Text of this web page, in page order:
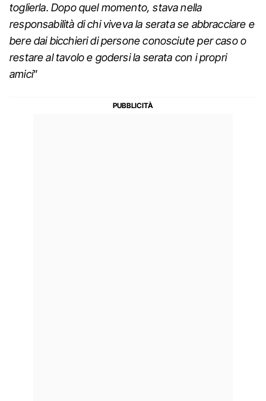
toglierla. Dopo quel momento, stava nella
responsabilità di chi viveva la serata se abbracciare e
bere dai bicchieri di persone conosciute per caso o
restare al tavolo e godersi la serata con i propri
amici”